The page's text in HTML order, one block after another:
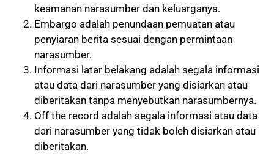
keamanan narasumber dan keluarganya.
Embargo adalah penundaan pemuatan atau
penyiaran berita sesuai dengan permintaan
narasumber.
Informasi latar belakang adalah segala informasi
atau data dari narasumber yang disiarkan atau
diberitakan tanpa menyebutkan narasumbernya.
Off the record adalah segala informasi atau data
dari narasumber yang tidak boleh disiarkan atau
diberitakan.